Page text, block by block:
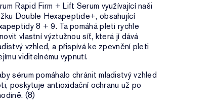
Rapid Firm + Lift Serum využívající naši
Double Hexapeptide+, obsahující
8 + 9. Ta pomáhá pleti rychle
vlastní výztužnou síť, která jí dává
vzhled, a přispívá ke zpevnění pleti
viditelnému vypnutí.
sérum pomáhalo chránit mladistvý vzhled
poskytuje antioxidační ochranu už po
(8)